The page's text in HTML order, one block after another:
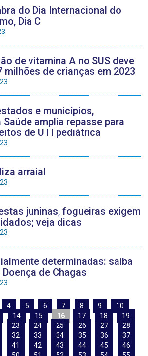
do Dia Internacional do
Dia C
de vitamina A no SUS deve
milhões de crianças em 2023
e municípios,
amplia repasse para
de UTI pediátrica
arraial
juninas, fogueiras exigem
veja dicas
determinadas: saiba
de Chagas
4 5 6 7 8 9
10
14 15 16 17 18
19
23 24 25 26 27
28
32 33 34 35 36
37
41 42 43 44 45
46